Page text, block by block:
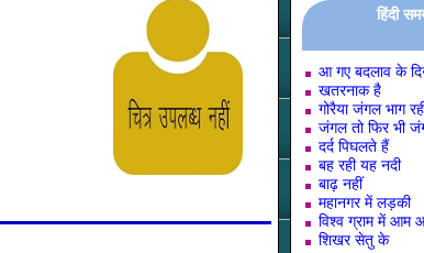
हिंदी
आ गए बदलाव के
खतरनाक है
गोरैया जंगल भाग
जंगल तो फिर भी
दर्द पिघलते हैं
बह रही यह नदी
बाढ़ नहीं
महानगर में लड़की
विश्व ग्राम में आम
शिखर सेतु के